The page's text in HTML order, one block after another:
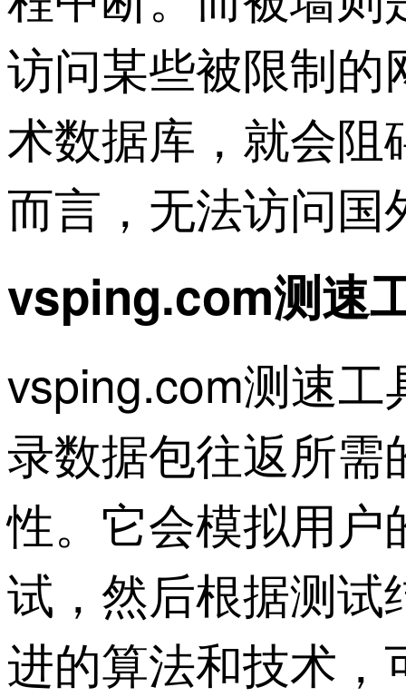
访问某些被限制
术数据库，就会
而言，无法访问
vsping.com测速
vsping.com测速
录数据包往返所
性。它会模拟用
试，然后根据测
进的算法和技术